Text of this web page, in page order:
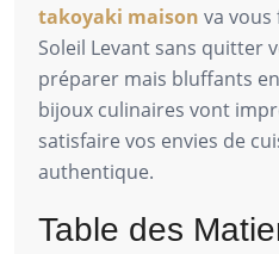
takoyaki maison va vous
Soleil Levant sans quitter
préparer mais bluffants
bijoux culinaires vont
satisfaire vos envies de
authentique.
Table des